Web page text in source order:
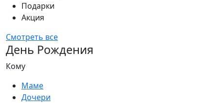
Подарки
Акция
Смотреть все
День Рождения
Кому
Маме
Дочери